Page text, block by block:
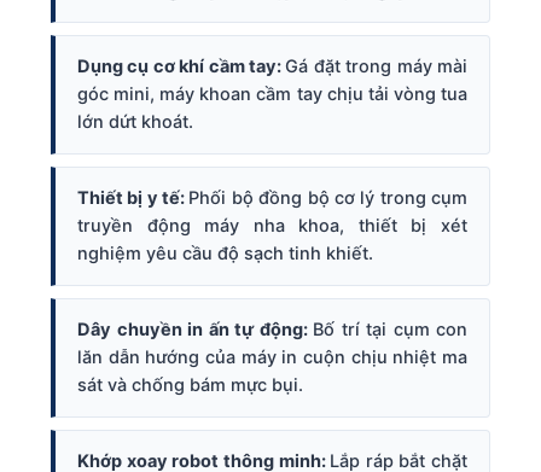
Dụng cụ cơ khí cầm tay:Gá đặt trong máy mài
góc mini, máy khoan cầm tay chịu tải vòng tua
lớn dứt khoát.
Thiết bị y tế: Phối bộ đồng bộ cơ lý trong cụm
truyền động máy nha khoa, thiết bị xét
nghiệm yêu cầu độ sạch tinh khiết.
Dây chuyền in ấn tự động: Bố trí tại cụm con
lăn dẫn hướng của máy in cuộn chịu nhiệt ma
sát và chống bám mực bụi.
Khớp xoay robot thông minh: Lắp ráp bắt chặt